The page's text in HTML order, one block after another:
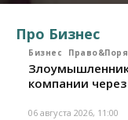
Про Бизнес
Бизнес
компании
06 августа 2026, 11:00